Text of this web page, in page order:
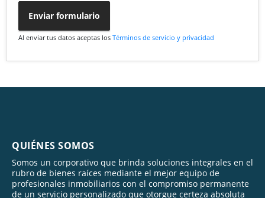
Enviar formulario
Al enviar tus datos aceptas los Términos de servicio y privacidad
QUIÉNES SOMOS
Somos un corporativo que brinda soluciones integrales en el
rubro de bienes raíces mediante el mejor equipo de
profesionales inmobiliarios con el compromiso permanente
de un servicio personalizado que otorgue certeza absoluta